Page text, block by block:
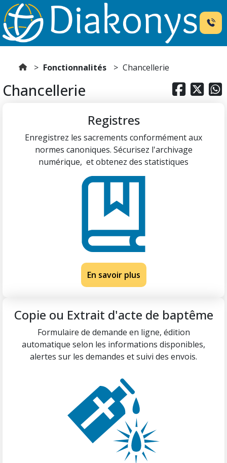
Fonctionnalités Chancellerie
  
Chancellerie
Registres
Enregistrez les sacrements conformément aux
normes canoniques. Sécurisez l'archivage
numérique, et obtenez des statistiques
En savoir plus
Copie ou Extrait d'acte de baptême
Formulaire de demande en ligne, édition
automatique selon les informations disponibles,
alertes sur les demandes et suivi des envois.